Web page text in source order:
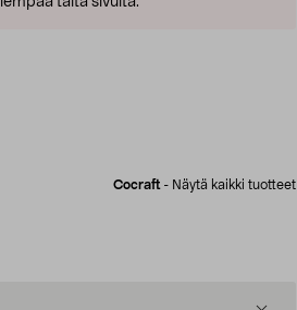
Cocraft - Näytä kaikki tuotteet